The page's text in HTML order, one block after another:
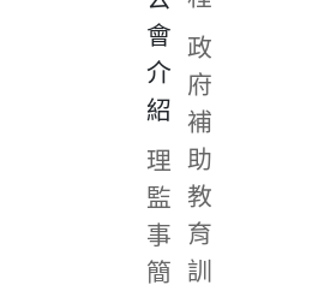
會
介
紹
理
監
事
簡
政
府
補
助
教
育
訓